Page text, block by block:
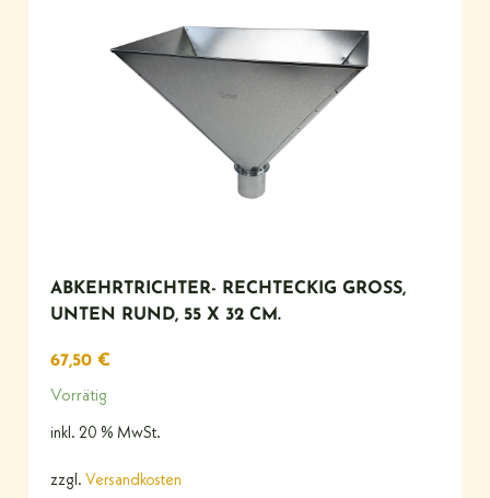
ABKEHRTRICHTER- RECHTECKIG GROSS, U
NTEN RUND, 55 X 32 CM.
67,50 €
Vorrätig
inkl. 20 % MwSt.
zzgl. Versandkosten